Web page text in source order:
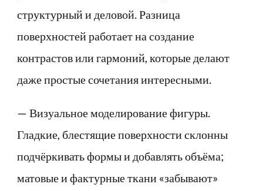
структурный и деловой. Разница
поверхностей работает на создание
контрастов или гармоний, которые делают
даже простые сочетания интересными.
— Визуальное моделирование фигуры.
Гладкие, блестящие поверхности склонны
подчёркивать формы и добавлять объёма;
матовые и фактурные ткани «забывают»